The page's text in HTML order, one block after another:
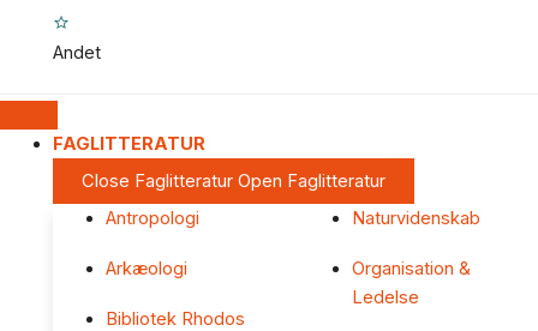
Andet
FAGLITTERATUR
Close Faglitteratur Open Faglitteratur
Antropologi
Arkæologi
Bibliotek Rhodos
Naturvidenskab
Organisation &
Ledelse